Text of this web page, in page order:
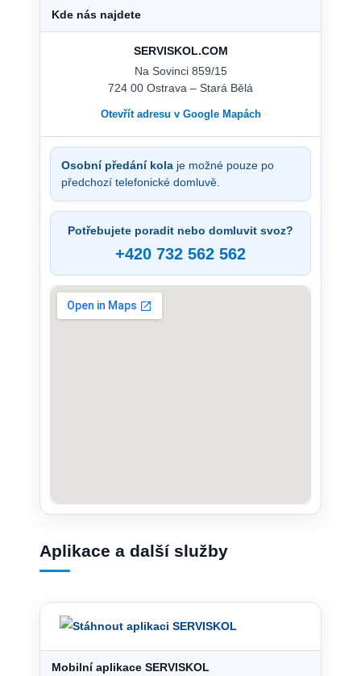
Kde nás najdete
SERVISKOL.COM
Na Sovinci 859/15
724 00 Ostrava – Stará Bělá
Otevřít adresu v Google Mapách
Osobní předání kola je možné pouze po
předchozí telefonické domluvě.
Potřebujete poradit nebo domluvit svoz?
+420 732 562 562
Aplikace a další služby
Mobilní aplikace SERVISKOL